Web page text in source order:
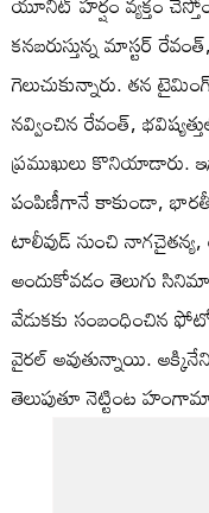
కనబరుస్తున్న మాస్టర్
గెలుచుకున్నారు. తన
నవ్వించిన రేవంత్,
ప్రముఖులు కొనియాడారు.
పంపిణీగానే కాకుండా,
టాలీవుడ్ నుంచి
అందుకోవడం తెలుగు
వేడుకకు సంబంధించిన
వైరల్ అవుతున్నాయి.
తెలుపుతూ నెట్టింట హంగామా